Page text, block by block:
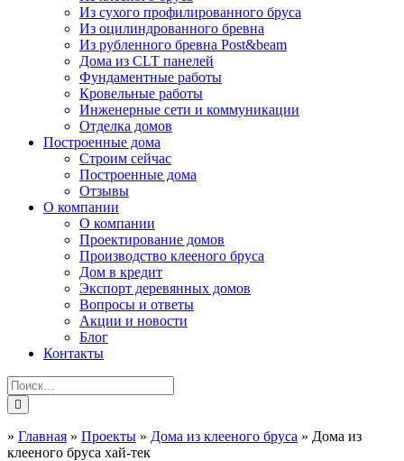
Из сухого профилированного бруса
Из оцилиндрованного бревна
Из рубленного бревна Post&beam
Дома из CLT панелей
Фундаментные работы
Кровельные работы
Инженерные сети и коммуникации
Отделка домов
Построенные дома
Строим сейчас
Построенные дома
Отзывы
О компании
О компании
Проектирование домов
Производство клееного бруса
Дом в кредит
Экспорт деревянных домов
Вопросы и ответы
Акции и новости
Блог
Контакты
» Главная » Проекты » Дома из клееного бруса » Дома из
клееного бруса хай-тек